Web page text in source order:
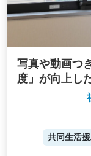
写真や動画つ
度」が向上し
共同生活